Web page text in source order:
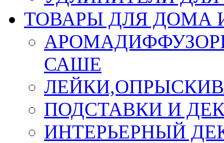
ТОВАРЫ ДЛЯ ДОМА
САШЕ
ПОДСТАВКИ И
ИНТЕРЬЕРНЫЙ